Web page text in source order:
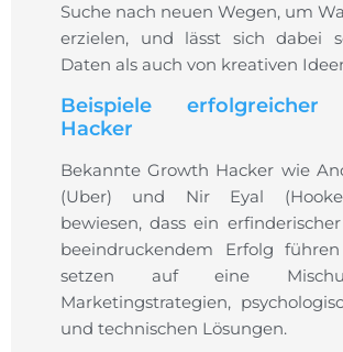
Suche nach neuen Wegen, um
erzielen, und lässt sich dabei
Daten als auch von kreativen
Beispiele erfolgreicher
Hacker
Bekannte Growth Hacker wie
(Uber) und Nir Eyal
bewiesen, dass ein
beeindruckendem Erfolg
setzen auf eine
Marketingstrategien,
und technischen Lösungen.